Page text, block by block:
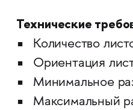
Технические
Количество
Ориентация
Минимальное
Максимальный